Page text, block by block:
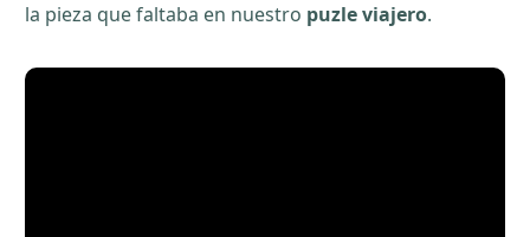
la pieza que faltaba en nuestro puzle viajero.